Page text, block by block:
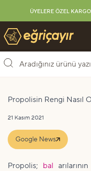
ÜYELERE ÖZEL
Eğriçayır Organik Arı
Propolisin Rengi Nasıl
21 Kasım 2021
Google News
Propolis; bal